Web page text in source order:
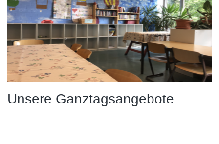
Unsere Ganztagsangebote